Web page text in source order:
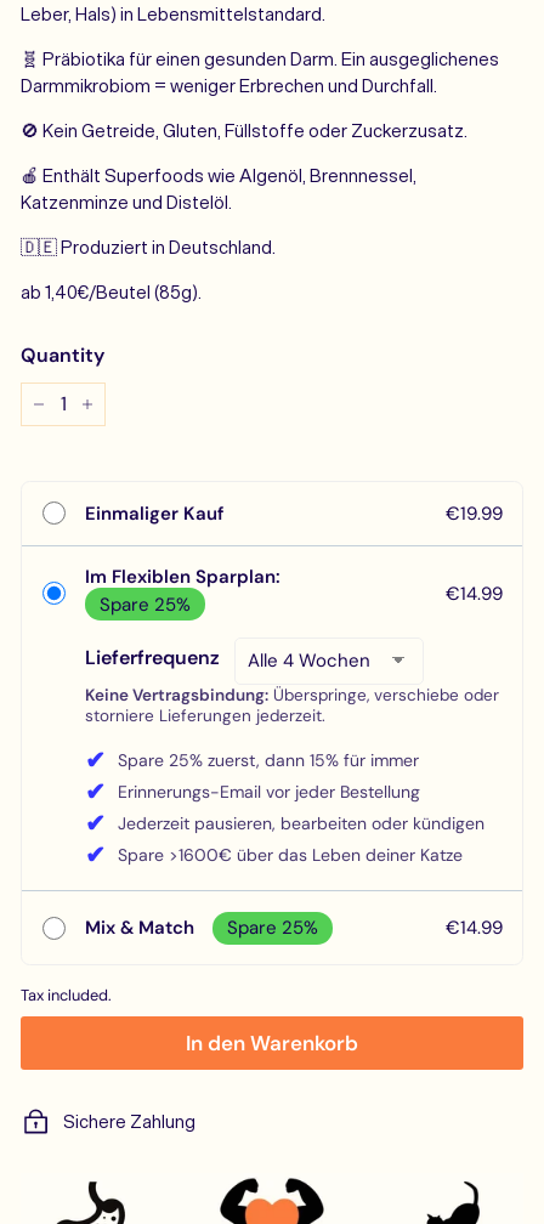
Leber, Hals) in Lebensmittelstandard.
🧬 Präbiotika für einen gesunden Darm. Ein ausgeglichenes
Darmmikrobiom = weniger Erbrechen und Durchfall.
🚫 Kein Getreide, Gluten, Füllstoffe oder Zuckerzusatz.
🍎 Enthält Superfoods wie Algenöl, Brennnessel,
Katzenminze und Distelöl.
🇩🇪 Produziert in Deutschland.
ab 1,40€/Beutel (85g).
Quantity
+
Einmaliger Kauf €19.99
Im Flexiblen Sparplan:
Spare 25%
€14.99
Lieferfrequenz
Keine Vertragsbindung:Überspringe, verschiebe oder
storniere Lieferungen jederzeit.
✔ Spare 25% zuerst, dann 15% für immer
✔ Erinnerungs-Email vor jeder Bestellung
✔ Jederzeit pausieren, bearbeiten oder kündigen
✔ Spare >1600€ über das Leben deiner Katze
Mix & Match Spare 25% €14.99
Tax included.
In den Warenkorb
Sichere Zahlung